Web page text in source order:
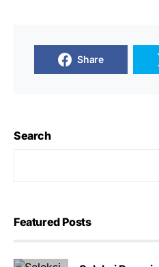
Share
Search
Featured Posts